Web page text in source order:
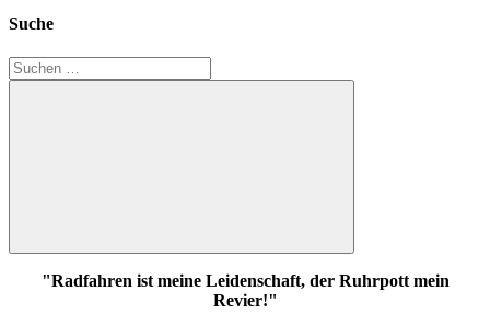
Suche
Suchen
nach:
Suchen
"Radfahren ist meine Leidenschaft, der Ruhrpott mein
Revier!"